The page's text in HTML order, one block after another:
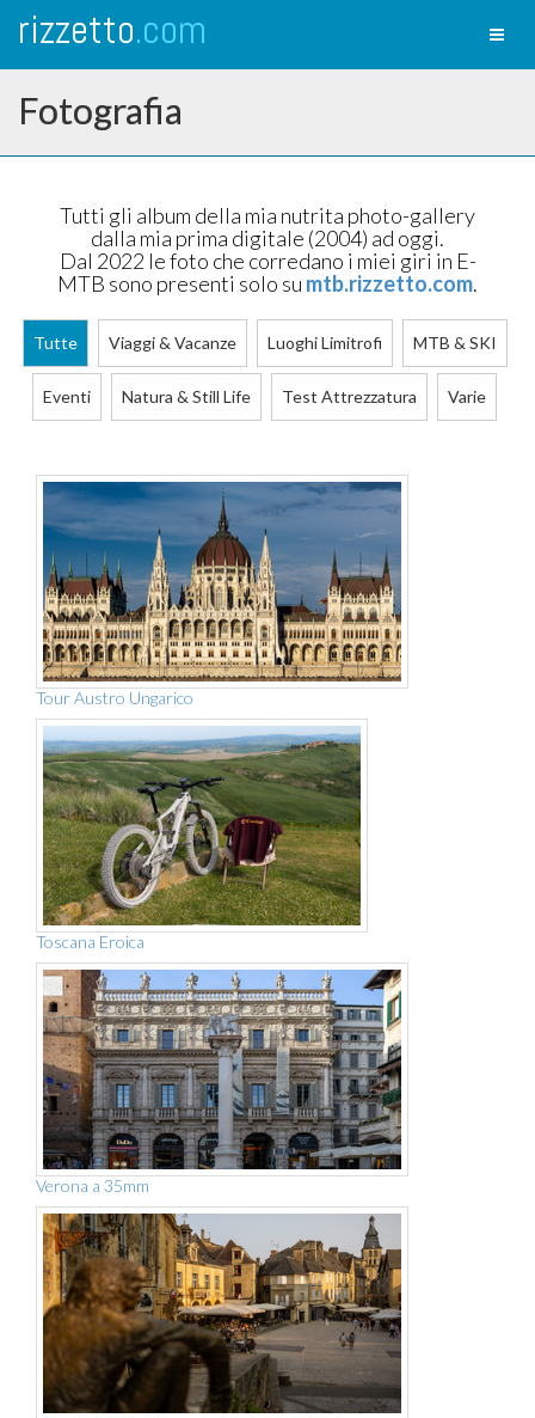
rizzetto.com
Fotografia
Tutti gli album della mia nutrita photo-gallery
dalla mia prima digitale (2004) ad oggi.
Dal 2022 le foto che corredano i miei giri in E-
MTB sono presenti solo su mtb.rizzetto.com.
Tutte Viaggi & Vacanze Luoghi Limitrofi MTB & SKI
Eventi Natura & Still Life Test Attrezzatura Varie
Tour Austro Ungarico
Toscana Eroica
Verona a 35mm